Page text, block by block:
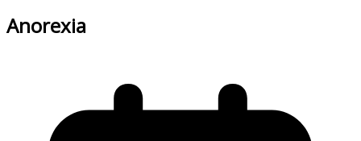
Anorexia